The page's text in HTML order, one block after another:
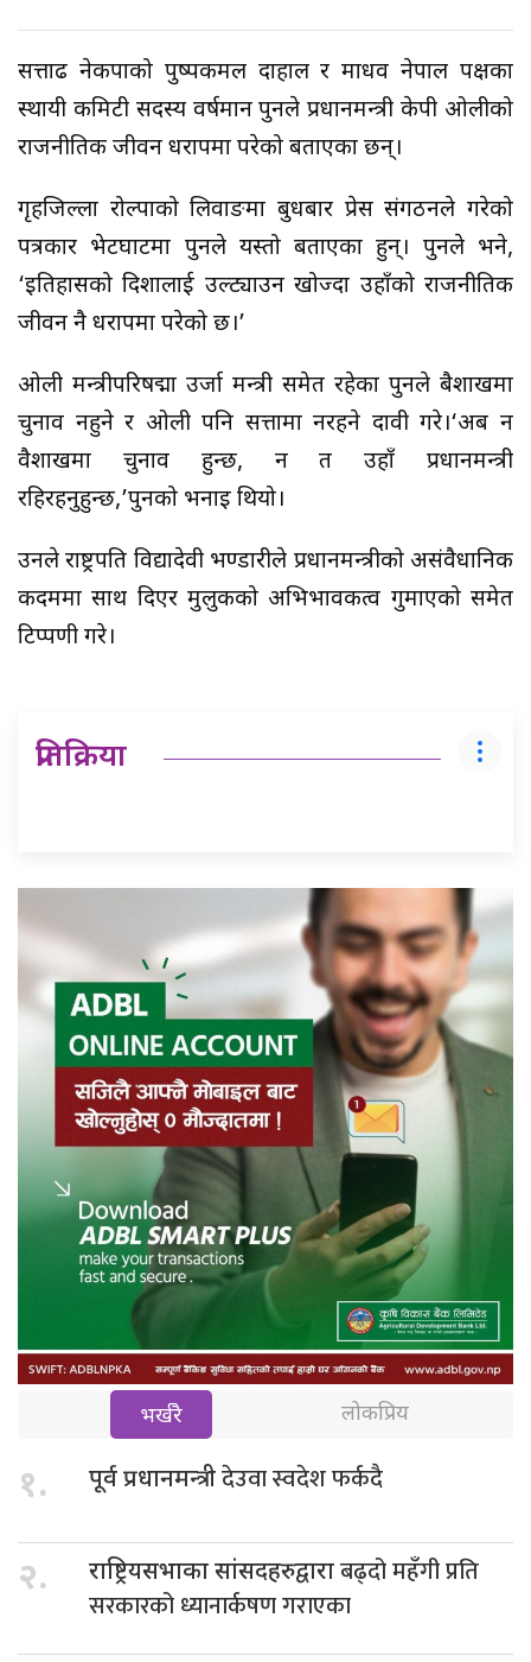
सत्तारुढ नेकपाको पुष्पकमल दाहाल र माधव नेपाल पक्षका
स्थायी कमिटी सदस्य वर्षमान पुनले प्रधानमन्त्री केपी ओलीको
राजनीतिक जीवन धरापमा परेको बताएका छन्।
गृहजिल्ला रोल्पाको लिवाङमा बुधबार प्रेस संगठनले गरेको
पत्रकार भेटघाटमा पुनले यस्तो बताएका हुन्। पुनले भने,
‘इतिहासको दिशालाई उल्ट्याउन खोज्दा उहाँको राजनीतिक
जीवन नै धरापमा परेको छ।’
ओली मन्त्रीपरिषद्मा उर्जा मन्त्री समेत रहेका पुनले बैशाखमा
चुनाव नहुने र ओली पनि सत्तामा नरहने दावी गरे।‘अब न
वैशाखमा चुनाव हुन्छ, न त उहाँ प्रधानमन्त्री
रहिरहनुहुन्छ,’पुनको भनाइ थियो।
उनले राष्ट्रपति विद्यादेवी भण्डारीले प्रधानमन्त्रीको असंवैधानिक
कदममा साथ दिएर मुलुकको अभिभावकत्व गुमाएको समेत
टिप्पणी गरे।
प्रतिक्रिया
भर्खरै लोकप्रिय
१. पूर्व प्रधानमन्त्रीदेउवा स्वदेश फर्कदै
२. राष्ट्रियसभाका सांसदहरुद्वाराबढ्दो महँगी प्रति
सरकारको ध्यानार्कषण गराएका